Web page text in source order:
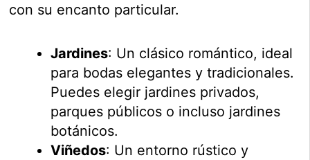
con su encanto particular.
Jardines: Un clásico romántico, ideal
para bodas elegantes y tradicionales.
Puedes elegir jardines privados,
parques públicos o incluso jardines
botánicos.
Viñedos: Un entorno rústico y